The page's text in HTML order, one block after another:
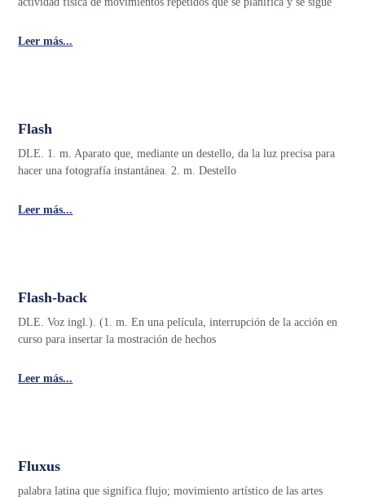
Leer más...
Flash
DLE. 1. m. Aparato que, mediante un destello, da la luz precisa para
hacer una fotografía instantánea. 2. m. Destello
Leer más...
Flash-back
DLE. Voz ingl.). (1. m. En una película, interrupción de la acción en
curso para insertar la mostración de hechos
Leer más...
Fluxus
palabra latina que significa flujo; movimiento artístico de las artes